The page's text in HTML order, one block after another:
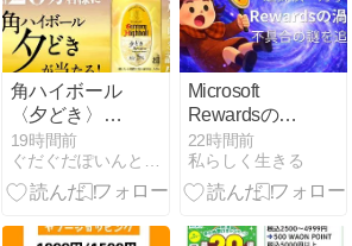
田で働く街の
選び方
角ハイボール
〈夕どき〉
が、20万名に
当たります。
8/17まで。
19時間前
Microsoft
Rewardsの不
具合が続くと
きに読んでほ
しいこと ──
法・わたしの
22時間前
私らしく生きる